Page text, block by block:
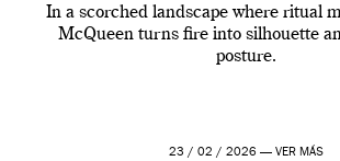
In a scorched landscape where ritual
McQueen turns fire into silhouette
posture.
23 / 02 / 2026 — VER MÁS